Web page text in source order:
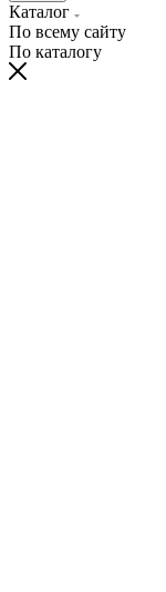
Каталог
По всему сайту
По каталогу